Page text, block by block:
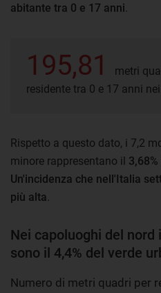
abitante tra 0 e 17 anni.
195,81
metri
residente tra 0 e 17 anni
Rispetto a questo dato, i 7,2
minore rappresentano il
Un'incidenza che nell'Italia
più alta.
Nei capoluoghi del
sono il 4,4% del verde
Numero di metri quadri per